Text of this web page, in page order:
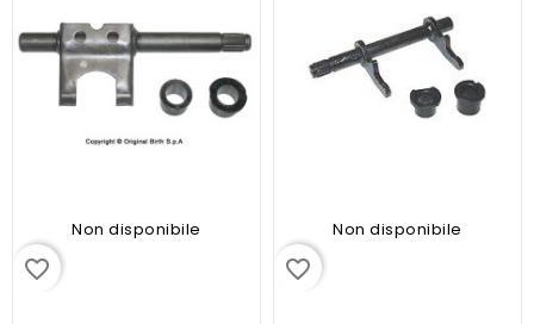
Non disponibile
favorite_border
Non disponibile
favorite_border